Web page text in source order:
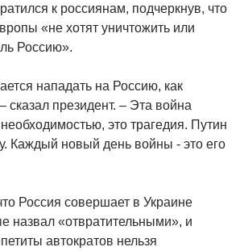
к россиянам, подчеркнув, что
«не хотят уничтожить или
Россию».
нападать на Россию, как
сказал президент. – Эта война
это трагедия. Путин
Каждый новый день войны - это его
Россия совершает в Украине
назвал «отвратительными», и
автократов нельзя